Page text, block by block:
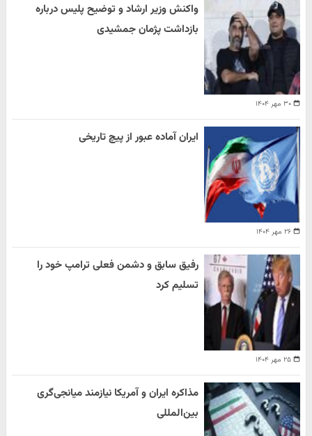
۳۰ مهر ۱۴۰۴
واکنش وزیر ارشاد و توضیح پلیس درباره
بازداشت پژمان جمشیدی
۲۶ مهر ۱۴۰۴
ایران آماده عبور از پیچ تاریخی
۲۵ مهر ۱۴۰۴
رفیق سابق و دشمن فعلی ترامپ خود را
تسلیم کرد
مذاکره ایران و آمریکا نیازمند میانجی‌گری
بین‌المللی